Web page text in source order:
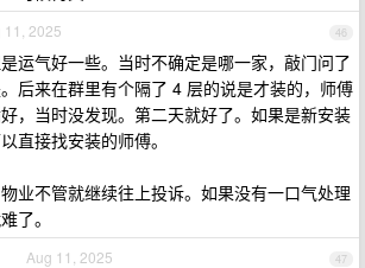
46
11, 2025
运气好一些。当时不确定是哪一家，敲门问了
后来在群里有个隔了 4 层的说是才装的，师傅
，当时没发现。第二天就好了。如果是新安装
直接找安装的师傅。
业不管就继续往上投诉。如果没有一口气处理
了。
47
Aug 11, 2025